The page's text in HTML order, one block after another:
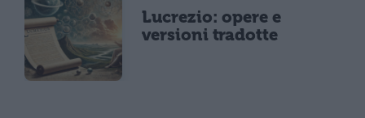
Lucrezio: opere e
versioni tradotte